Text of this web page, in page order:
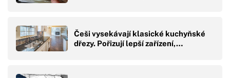
Češi vysekávají klasické kuchyňské
dřezy. Pořizují lepší zařízení,…